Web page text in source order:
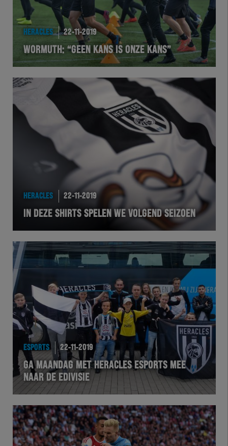
HERACLES 22-11-2019
WORMUTH: “GEEN KANS IS ONZE KANS”
HERACLES 22-11-2019
IN DEZE SHIRTS SPELEN WE VOLGEND SEIZOEN
ESPORTS 22-11-2019
GA MAANDAG MET HERACLES ESPORTS MEE
NAAR DE EDIVISIE